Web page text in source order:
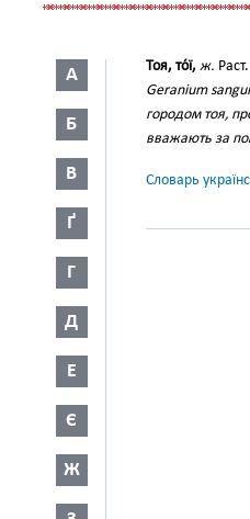
А
Б
В
Ґ
Г
Д
Е
Є
Ж
Тоя, то́ї, ж. Раст.
Geranium
городом тоя,
вважають за
Словарь